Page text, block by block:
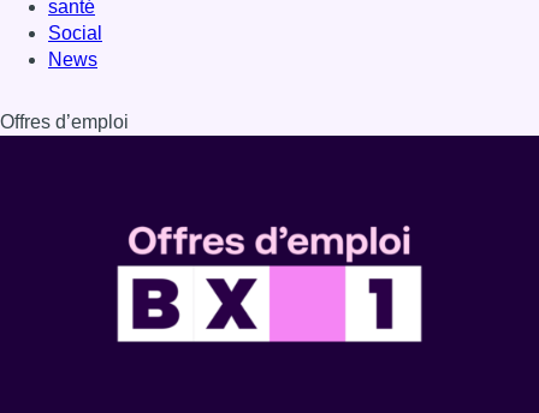
santé
Social
News
Offres d’emploi